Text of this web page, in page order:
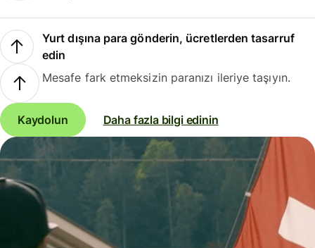
Yurt dışına para gönderin, ücretlerden tasarruf
edin
Mesafe fark etmeksizin paranızı ileriye taşıyın.
Kaydolun Daha fazla bilgi edinin